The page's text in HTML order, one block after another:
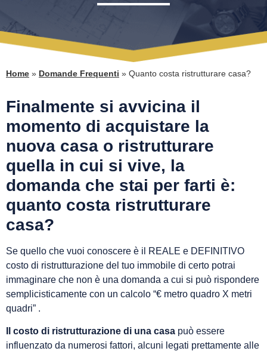
Home » Domande Frequenti » Quanto costa ristrutturare casa?
Finalmente si avvicina il
momento di acquistare la
nuova casa o ristrutturare
quella in cui si vive, la
domanda che stai per farti è:
quanto costa ristrutturare
casa?
Se quello che vuoi conoscere è il REALE e DEFINITIVO
costo di ristrutturazione del tuo immobile di certo potrai
immaginare che non è una domanda a cui si può rispondere
semplicisticamente con un calcolo “€ metro quadro X metri
quadri” .
Il costo di ristrutturazione di una casa può essere
influenzato da numerosi fattori, alcuni legati prettamente alle